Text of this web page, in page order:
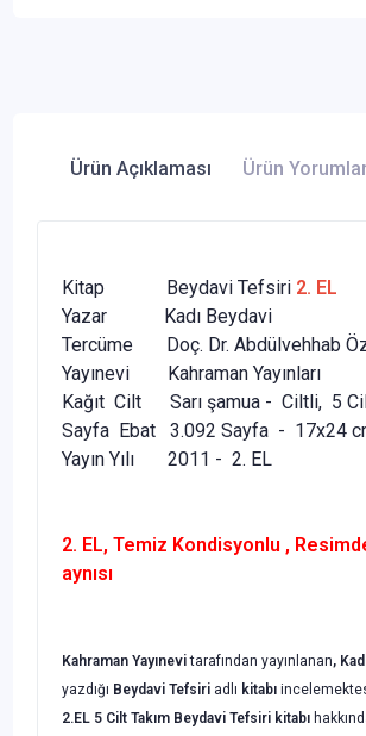
Ürün Açıklaması Ürün
Kitap Beydavi Tefsiri 2. EL
Yazar Kadı Beydavi
Tercüme Doç. Dr. Abdülvehhab
Yayınevi Kahraman Yayınları
Kağıt Cilt Sarı şamua - Ciltli, 5
Sayfa Ebat 3.092 Sayfa - 17x24
Yayın Yılı 2011 - 2. EL
2. EL, Temiz Kondisyonlu ,
aynısı
Kahraman Yayınevitarafından yayınlanan,
yazdığı Beydavi Tefsiri adlı kitabı
2.EL 5 Cilt Takım Beydavi Tefsiri kitabı